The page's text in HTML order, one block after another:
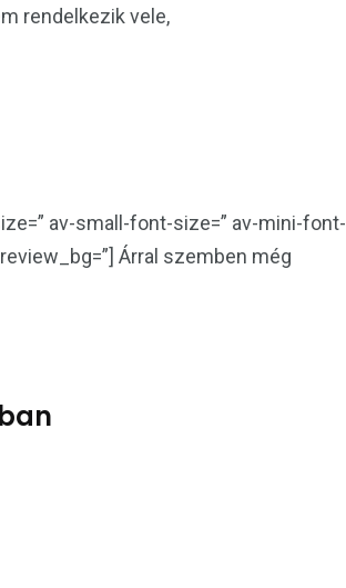
rendelkezik vele,
av-small-font-size=” av-mini-font-
Árral szemben még